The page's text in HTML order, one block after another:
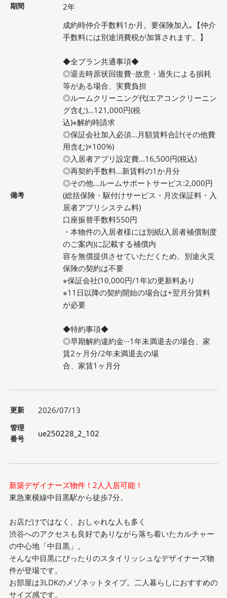
期間
2年
備考
成約時仲介手数料1か月。要保険加入｡【仲介
手数料には別途消費税が加算されます。】
◆全プラン共通事項◆
◎退去時原状回復費··故意・過失による損耗
等がある場合、実費負担
◎ルームクリーニング代(エアコンクリーニン
グ含む)...121,000円(税
込)※解約時請求
◎保証会社加入必須...月額賃料合計(その他費
用含む)×100%)
◎入居者アプリ設定費...16,500円(税込)
◎再契約手数料...新賃料の1か月分
◎その他...ルームサポートサービス:2,000円
(総括保険・駆付けサービス・月次保証料・入
居者アプリシステム料)
口座振替手数料550円
・本物件の入居者様には別紙(入居者補償制度
のご案内)に記載する補償内
容を無償提供させていただくため、別途火災
保険の契約は不要
※保証会社(10,000円/1年)の更新料あり
※11日以降の契約開始の場合は+翌月分賃料
が必要
◆特約事項◆
◎早期解約違約金···1年未満退去の場合、家
賃2ヶ月分/2年未満退去の場
合、家賃1ヶ月分
更新 2026/07/13
管理
番号
ue250228_2_102
新築デザイナーズ物件！2人入居可能！
東急東横線中目黒駅から徒歩7分。
お店だけではなく、おしゃれな人も多く
渋谷へのアクセスも良好でありながら落ち着いたカルチャー
の中心地「中目黒」。
そんな中目黒にぴったりのスタイリッシュなデザイナーズ物
件が登場です。
お部屋は3LDKのメゾネットタイプ。二人暮らしにおすすめの
サイズ感です。